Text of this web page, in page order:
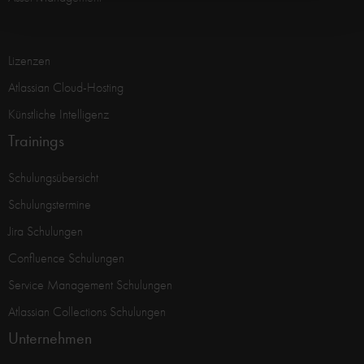
Lizenzen
Atlassian Cloud-Hosting
Künstliche Intelligenz
Trainings
Schulungsübersicht
Schulungstermine
Jira Schulungen
Confluence Schulungen
Service Management Schulungen
Atlassian Collections Schulungen
Unternehmen